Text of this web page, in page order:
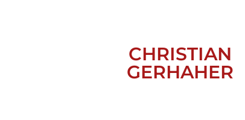
CHRISTIAN
GERHAHER